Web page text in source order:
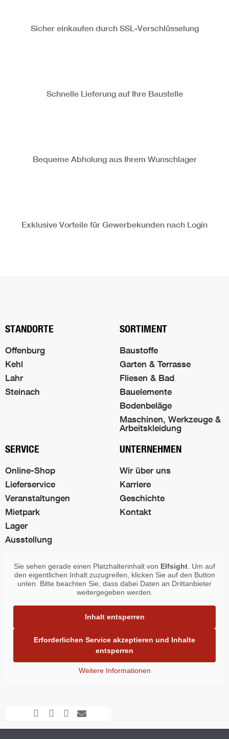
Sicher einkaufen durch SSL-Verschlüsselung
Schnelle Lieferung auf Ihre Baustelle
Bequeme Abholung aus Ihrem Wunschlager
Exklusive Vorteile für Gewerbekunden nach Login
STANDORTE
Offenburg
Kehl
Lahr
Steinach
SORTIMENT
Baustoffe
Garten & Terrasse
Fliesen & Bad
Bauelemente
Bodenbeläge
Maschinen, Werkzeuge &
Arbeitskleidung
SERVICE
Online-Shop
Lieferservice
Veranstaltungen
Mietpark
Lager
Ausstellung
UNTERNEHMEN
Wir über uns
Karriere
Geschichte
Kontakt
Sie sehen gerade einen Platzhalterinhalt von Elfsight . Um auf
den eigentlichen Inhalt zuzugreifen, klicken Sie auf den Button
unten. Bitte beachten Sie, dass dabei Daten an Drittanbieter
weitergegeben werden.
Inhalt entsperren
Erforderlichen Service akzeptieren und Inhalte
entsperren
Weitere Informationen
Facebook-
f
Instagram
YoutubeEnvelope